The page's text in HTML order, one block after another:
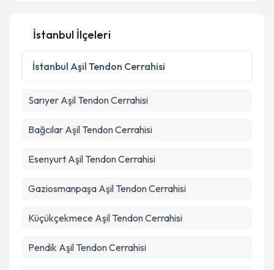
İstanbul İlçeleri
İstanbul Aşil Tendon Cerrahisi
Sarıyer Aşil Tendon Cerrahisi
Bağcılar Aşil Tendon Cerrahisi
Esenyurt Aşil Tendon Cerrahisi
Gaziosmanpaşa Aşil Tendon Cerrahisi
Küçükçekmece Aşil Tendon Cerrahisi
Pendik Aşil Tendon Cerrahisi